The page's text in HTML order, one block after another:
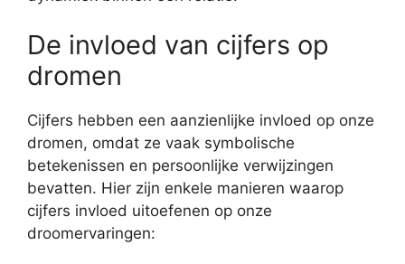
De invloed van cijfers op
dromen
Cijfers hebben een aanzienlijke invloed op onze
dromen, omdat ze vaak symbolische
betekenissen en persoonlijke verwijzingen
bevatten. Hier zijn enkele manieren waarop
cijfers invloed uitoefenen op onze
droomervaringen: